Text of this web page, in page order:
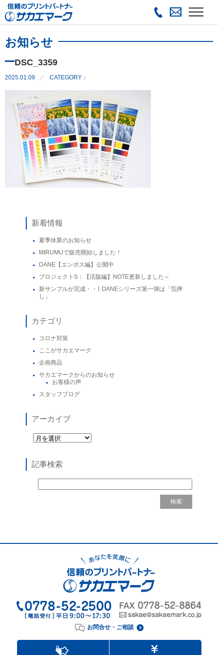
お知らせ
DSC_3359
2025.01.09 CATEGORY：
新着情報
夏季休業のお知らせ
MIRUMUで販売開始しました！
DANE【エンボス編】公開中
プロジェクトS：【活版編】NOTE更新しました～
新サンプルが完成・・⌇ DANEシリーズ第一弾は「箔押
し」
カテゴリ
コロナ対策
ここがサカエマーク
企画商品
サカエマークからのお知らせ
お客様の声
スタッフブログ
アーカイブ
記事検索
お問合せ・ご相談